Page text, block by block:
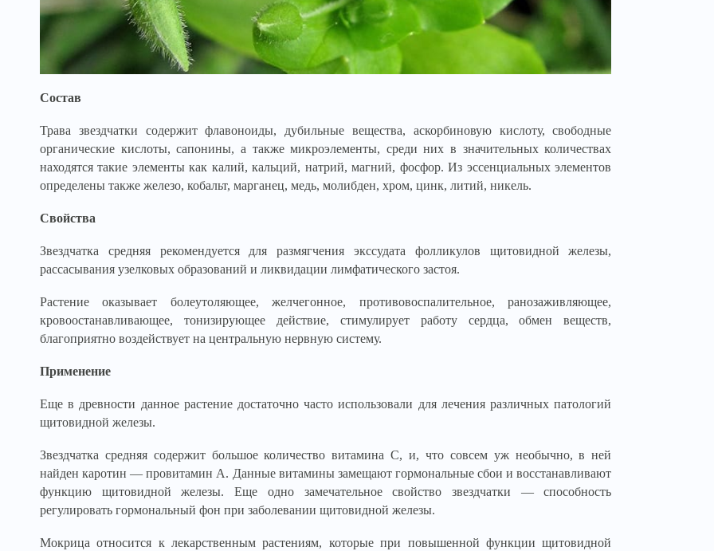
Состав
Трава звездчатки содержит флавоноиды, дубильные вещества, аскорбиновую кислоту, свободные
органические кислоты, сапонины, а также микроэлементы, среди них в значительных количествах
находятся такие элементы как калий, кальций, натрий, магний, фосфор. Из эссенциальных элементов
определены также железо, кобальт, марганец, медь, молибден, хром, цинк, литий, никель.
Свойства
Звездчатка средняя рекомендуется для размягчения экссудата фолликулов щитовидной железы,
рассасывания узелковых образований и ликвидации лимфатического застоя.
Растение оказывает болеутоляющее, желчегонное, противовоспалительное, ранозаживляющее,
кровоостанавливающее, тонизирующее действие, стимулирует работу сердца, обмен веществ,
благоприятно воздействует на центральную нервную систему.
Применение
Еще в древности данное растение достаточно часто использовали для лечения различных патологий
щитовидной железы.
Звездчатка средняя содержит большое количество витамина С, и, что совсем уж необычно, в ней
найден каротин — провитамин А. Данные витамины замещают гормональные сбои и восстанавливают
функцию щитовидной железы. Еще одно замечательное свойство звездчатки — способность
регулировать гормональный фон при заболевании щитовидной железы.
Мокрица относится к лекарственным растениям, которые при повышенной функции щитовидной